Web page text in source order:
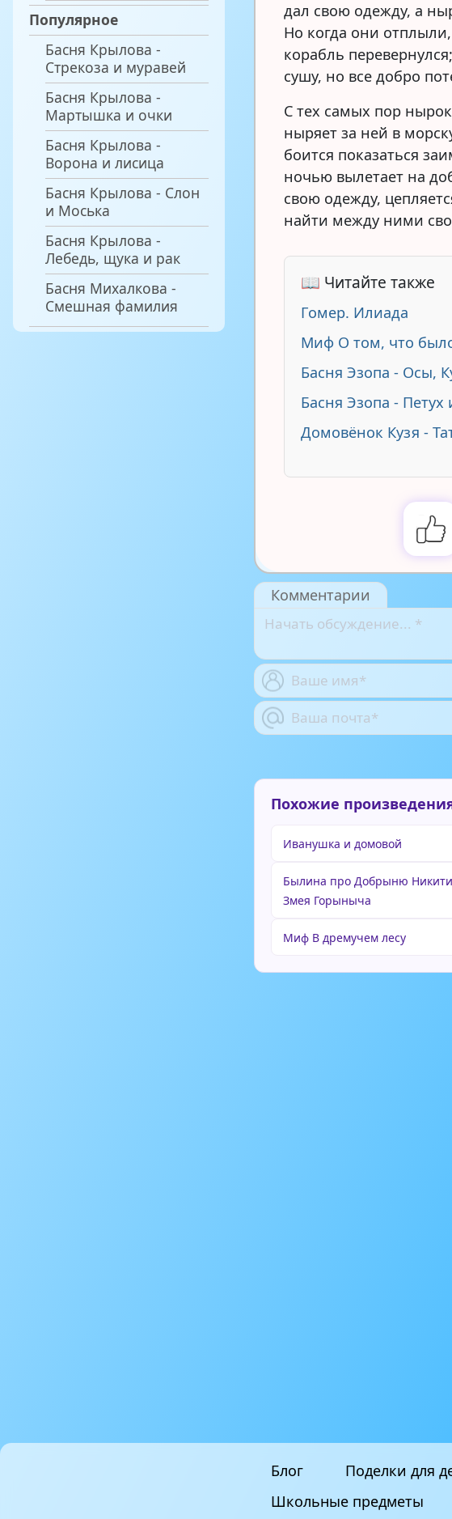
Популярное
Басня Крылова -
Стрекоза и муравей
Басня Крылова -
Мартышка и очки
Басня Крылова -
Ворона и лисица
Басня Крылова - Слон
и Моська
Басня Крылова -
Лебедь, щука и рак
Басня Михалкова -
Смешная фамилия
дал свою одежду, а
Но когда они
корабль
сушу, но все добро
С тех самых пор
ныряет за ней в
боится показаться
ночью вылетает на
свою одежду,
найти между ними
📖 Читайте также
Гомер. Илиада
Миф О том, что
Басня Эзопа - Осы,
Басня Эзопа -
Домовёнок Кузя -
Комментарии
Похожие
Иванушка и домовой
Былина про Добрыню
Змея Горыныча
Миф В дремучем лесу
Блог Поделки для
Школьные предметы